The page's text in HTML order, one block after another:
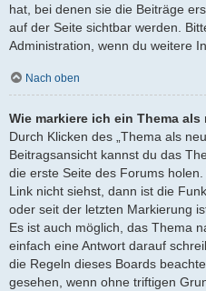
hat, bei denen sie die Beiträge
auf der Seite sichtbar werden.
Administration, wenn du weitere
Nach oben
Wie markiere ich ein Thema als
Durch Klicken des „Thema als
Beitragsansicht kannst du das
die erste Seite des Forums
Link nicht siehst, dann ist die
oder seit der letzten Markierung
Es ist auch möglich, das Thema
einfach eine Antwort darauf
die Regeln dieses Boards
gesehen, wenn ohne triftigen